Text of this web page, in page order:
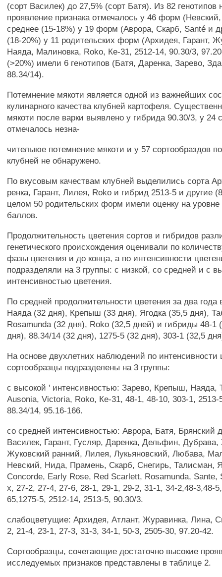
(сорт Василек) до 27,5% (сорт Батя). Из 82 генотипов
проявление признака отмечалось у 46 форм
среднее (15-18%) у 19 форм (Аврора, Скарб, Santé и
(18-20%) у 11 родительских форм (Архидея, Гарант,
Наяда, Малиновка, Roko, Ке-31, 2512-14, 90.30/3,
(>20%) имели 6 генотипов (Батя, Даренка, Зарево,
88.34/14).
Потемнение мякоти является одной из важнейших
кулинарного качества клубней картофеля.
мякоти после варки выявлено у гибрида 90.30/3, у 24
отмечалось незна-
чителыюе потемнение мякоти и у 57 сортообраздов
клубней не обнаружено.
По вкусовым качествам клубней выделились сорта
ренка, Гарант, Лилея, Roko и гибрид 2513-5 и другие
целом 50 родительских форм имели оценку на
баллов.
Продолжительность цветения сортов и гибридов
генетического происхождения оценивали по
фазы цветения и до конца, а по интенсивности
подразделяли на 3 группы: с низкой, со средней и с
интенсивностью цветения.
По средней продолжительности цветения за два года
Наяда (32 дня), Крепыш (33 дня), Ягодка (35,5 дня),
Rosamunda (32 дня), Roko (32,5 дней) и гибриды 48-1
дня), 88.34/14 (32 дня), 1275-5 (32 дня), 303-1 (32,5
На основе двухлетних наблюдений по интенсивности
сортообразцы подразделены на 3 группы:
с высокой ' интенсивностью: Зарево, Крепыш, Наяда,
Ausonia, Victoria, Roko, Ке-31, 48-1, 48-10, 303-1, 2513-
88.34/14, 95.16-166.
со средней интенсивностью: Аврора, Батя, Брянский
Василек, Гарант, Гусляр, Даренка, Дельфин,
Жуковский ранний, Лилея, Лукьяновский, Любава,
Невский, Нида, Прамень, Скарб, Снегирь, Талисман,
Concorde, Early Rose, Red Scarlett, Rosamunda, Sante,
x, 27-2, 27-4, 27-6, 28-1, 29-1, 29-2, 31-1, 34-2,48-3,48-
65,1275-5, 2512-14, 2513-5, 90.30/3.
слабоцветущие: Архидея, Атлант, Журавинка, Лина,
2, 21-4, 23-1, 27-3, 31-3, 34-1, 50-3, 2505-30, 97.20-42.
Сортообразцы, сочетающие достаточно высокие
исследуемых признаков представлены в таблице 2.